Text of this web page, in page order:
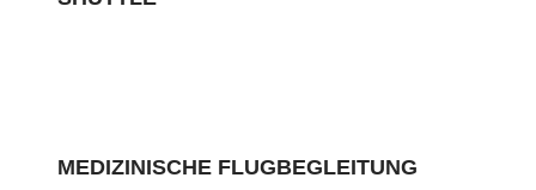
MEDIZINISCHE FLUGBEGLEITUNG